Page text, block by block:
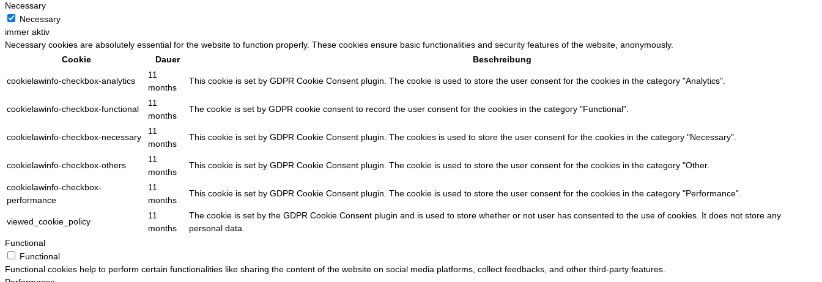
Necessary
Necessary
immer aktiv
Necessary cookies are absolutely essential for the website to function properly. These cookies ensure basic functionalities and security features of the website, anonymously.
Cookie
Dauer Beschreibung
cookielawinfo-checkbox-analytics
11
months
This cookie is set by GDPR Cookie Consent plugin. The cookie is used to store the user consent for the cookies in the category "Analytics".
cookielawinfo-checkbox-functional
11
months
The cookie is set by GDPR cookie consent to record the user consent for the cookies in the category "Functional".
cookielawinfo-checkbox-necessary
11
months
This cookie is set by GDPR Cookie Consent plugin. The cookies is used to store the user consent for the cookies in the category "Necessary".
cookielawinfo-checkbox-others
11
months
This cookie is set by GDPR Cookie Consent plugin. The cookie is used to store the user consent for the cookies in the category "Other.
cookielawinfo-checkbox-
performance
11
months
This cookie is set by GDPR Cookie Consent plugin. The cookie is used to store the user consent for the cookies in the category "Performance".
viewed_cookie_policy
11
months
The cookie is set by the GDPR Cookie Consent plugin and is used to store whether or not user has consented to the use of cookies. It does not store any
personal data.
Functional
Functional
Functional cookies help to perform certain functionalities like sharing the content of the website on social media platforms, collect feedbacks, and other third-party features.